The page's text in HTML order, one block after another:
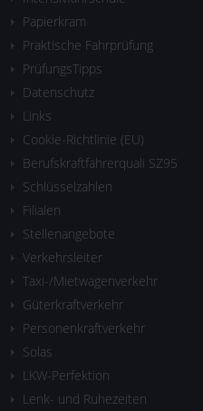
Papierkram
Praktische Fahrprüfung
PrüfungsTipps
Datenschutz
Links
Cookie-Richtlinie (EU)
Berufskraftfahrerquali SZ95
Schlüsselzahlen
Filialen
Stellenangebote
Verkehrsleiter
Taxi-/Mietwagenverkehr
Güterkraftverkehr
Personenkraftverkehr
Solas
LKW-Perfektion
Lenk- und Ruhezeiten